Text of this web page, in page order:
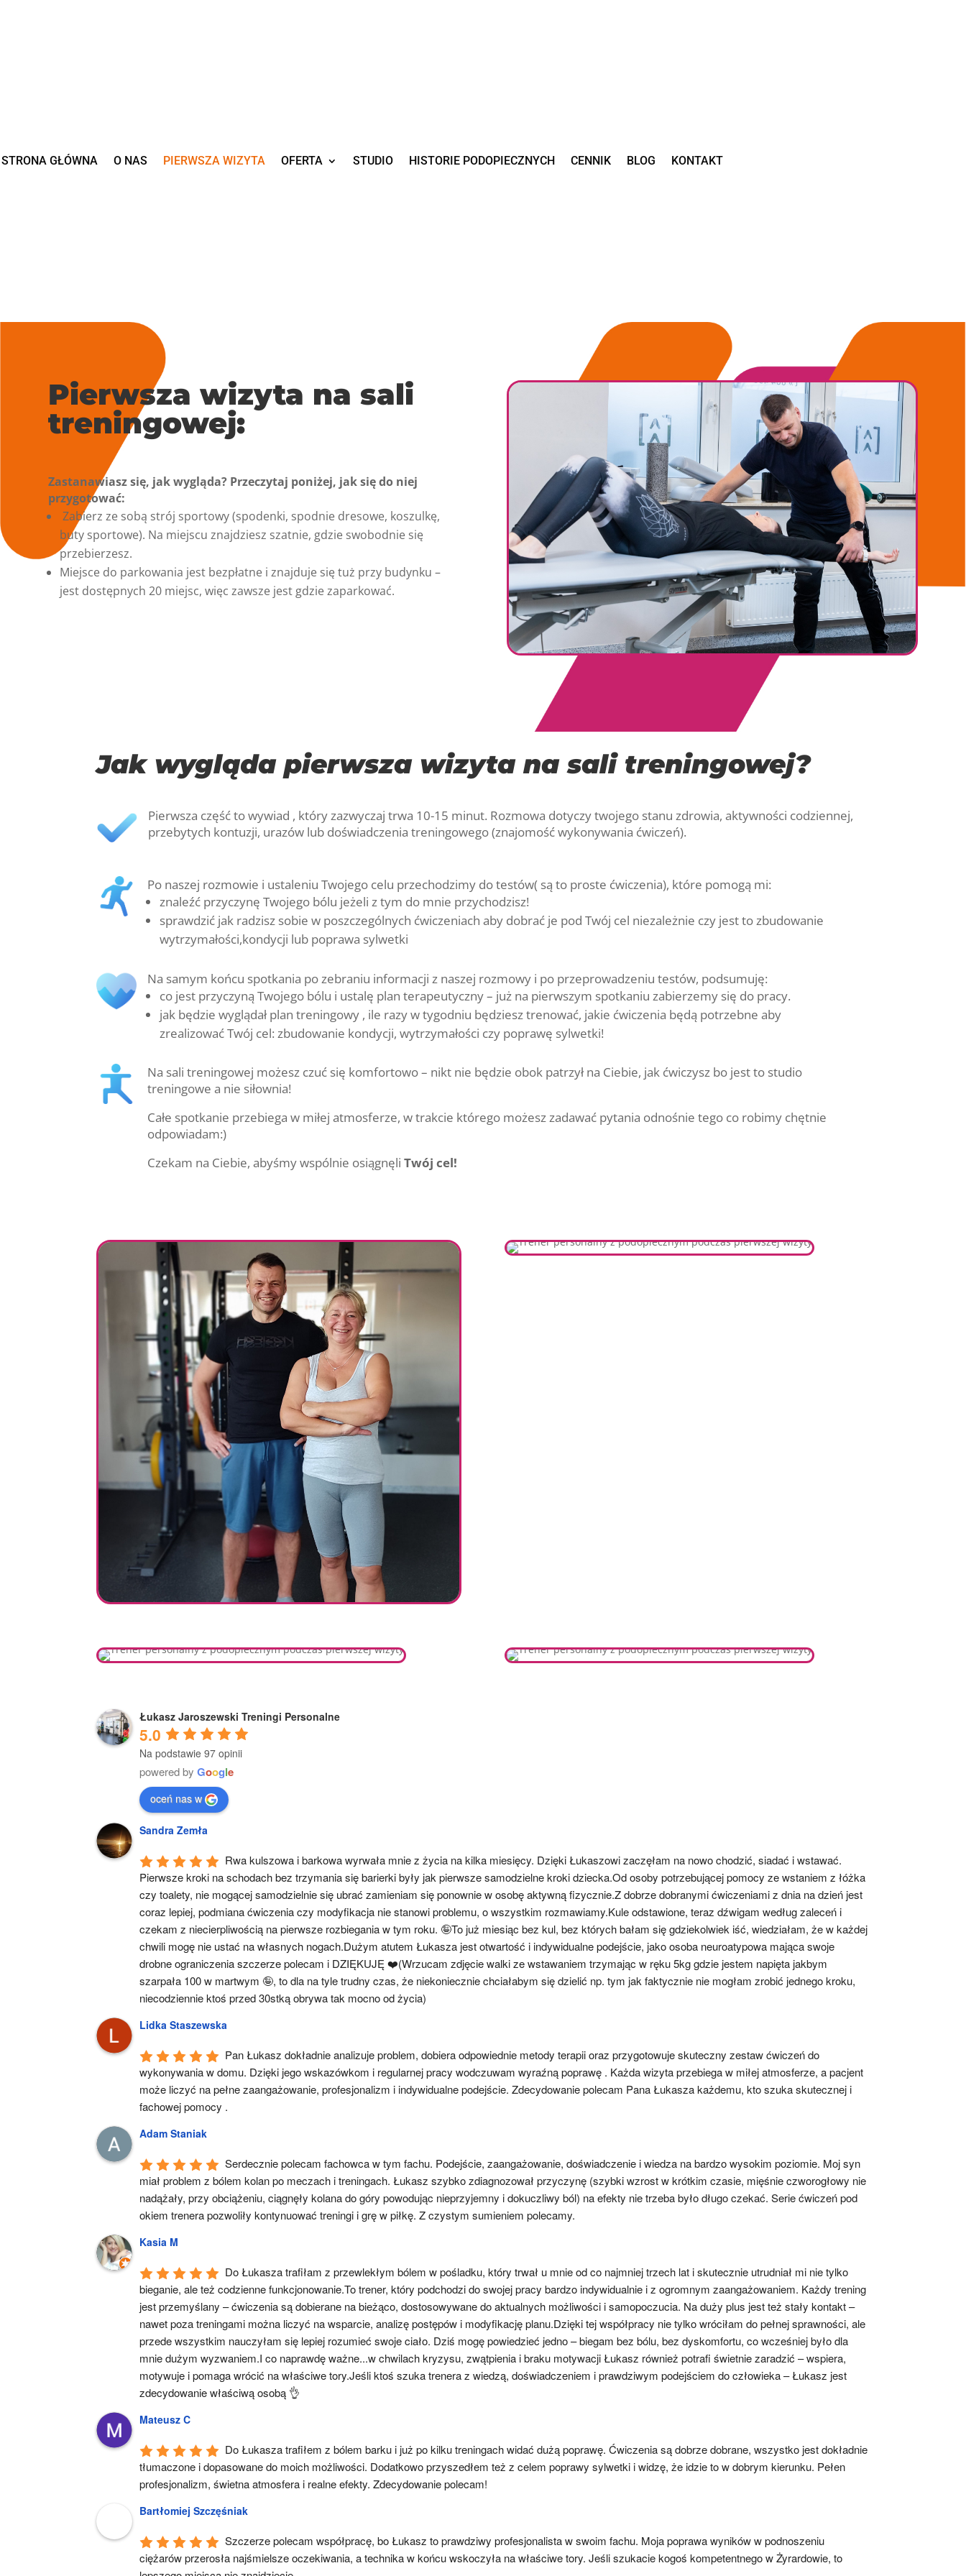
STRONA GŁÓWNA O NAS PIERWSZA WIZYTA OFERTA STUDIO HISTORIE PODOPIECZNYCH CENNIK BLOG KONTAKT
Pierwsza wizyta na sali
treningowej:
Zastanawiasz się, jak wygląda? Przeczytaj poniżej, jak się do niej
przygotować:
Zabierz ze sobą strój sportowy (spodenki, spodnie dresowe, koszulkę,
buty sportowe). Na miejscu znajdziesz szatnie, gdzie swobodnie się
przebierzesz.
Miejsce do parkowania jest bezpłatne i znajduje się tuż przy budynku –
jest dostępnych 20 miejsc, więc zawsze jest gdzie zaparkować.
Jak wygląda pierwsza wizyta na sali treningowej?
Pierwsza część to wywiad , który zazwyczaj trwa 10-15 minut. Rozmowa dotyczy twojego stanu zdrowia, aktywności codziennej,
przebytych kontuzji, urazów lub doświadczenia treningowego (znajomość wykonywania ćwiczeń).
Po naszej rozmowie i ustaleniu Twojego celu przechodzimy do testów( są to proste ćwiczenia), które pomogą mi:
znaleźć przyczynę Twojego bólu jeżeli z tym do mnie przychodzisz!
sprawdzić jak radzisz sobie w poszczególnych ćwiczeniach aby dobrać je pod Twój cel niezależnie czy jest to zbudowanie
wytrzymałości,kondycji lub poprawa sylwetki
Na samym końcu spotkania po zebraniu informacji z naszej rozmowy i po przeprowadzeniu testów, podsumuję:
co jest przyczyną Twojego bólu i ustalę plan terapeutyczny – już na pierwszym spotkaniu zabierzemy się do pracy.
jak będzie wyglądał plan treningowy , ile razy w tygodniu będziesz trenować, jakie ćwiczenia będą potrzebne aby
zrealizować Twój cel: zbudowanie kondycji, wytrzymałości czy poprawę sylwetki!
Na sali treningowej możesz czuć się komfortowo – nikt nie będzie obok patrzył na Ciebie, jak ćwiczysz bo jest to studio
treningowe a nie siłownia!
Całe spotkanie przebiega w miłej atmosferze, w trakcie którego możesz zadawać pytania odnośnie tego co robimy chętnie
odpowiadam:)
Czekam na Ciebie, abyśmy wspólnie osiągnęliTwój cel!
Łukasz Jaroszewski Treningi Personalne
5.0
Na podstawie 97 opinii
powered byGoogle
oceń nas w
Sandra Zemła
Rwa kulszowa i barkowa wyrwała mnie z życia na kilka miesięcy. Dzięki Łukaszowi zaczęłam na nowo chodzić, siadać i wstawać.
Pierwsze kroki na schodach bez trzymania się barierki były jak pierwsze samodzielne kroki dziecka.Od osoby potrzebującej pomocy ze wstaniem z łóżka
czy toalety, nie mogącej samodzielnie się ubrać zamieniam się ponownie w osobę aktywną fizycznie.Z dobrze dobranymi ćwiczeniami z dnia na dzień jest
coraz lepiej, podmiana ćwiczenia czy modyfikacja nie stanowi problemu, o wszystkim rozmawiamy.Kule odstawione, teraz dźwigam według zaleceń i
czekam z niecierpliwością na pierwsze rozbiegania w tym roku. 🤪To już miesiąc bez kul, bez których bałam się gdziekolwiek iść, wiedziałam, że w każdej
chwili mogę nie ustać na własnych nogach.Dużym atutem Łukasza jest otwartość i indywidualne podejście, jako osoba neuroatypowa mająca swoje
drobne ograniczenia szczerze polecam i DZIĘKUJĘ ❤️(Wrzucam zdjęcie walki ze wstawaniem trzymając w ręku 5kg gdzie jestem napięta jakbym
szarpała 100 w martwym 🤪, to dla na tyle trudny czas, że niekoniecznie chciałabym się dzielić np. tym jak faktycznie nie mogłam zrobić jednego kroku,
niecodziennie ktoś przed 30stką obrywa tak mocno od życia)
Lidka Staszewska
Pan Łukasz dokładnie analizuje problem, dobiera odpowiednie metody terapii oraz przygotowuje skuteczny zestaw ćwiczeń do
wykonywania w domu. Dzięki jego wskazówkom i regularnej pracy wodczuwam wyraźną poprawę . Każda wizyta przebiega w miłej atmosferze, a pacjent
może liczyć na pełne zaangażowanie, profesjonalizm i indywidualne podejście. Zdecydowanie polecam Pana Łukasza każdemu, kto szuka skutecznej i
fachowej pomocy .
Adam Staniak
Serdecznie polecam fachowca w tym fachu. Podejście, zaangażowanie, doświadczenie i wiedza na bardzo wysokim poziomie. Moj syn
miał problem z bólem kolan po meczach i treningach. Łukasz szybko zdiagnozował przyczynę (szybki wzrost w krótkim czasie, mięśnie czworogłowy nie
nadążały, przy obciążeniu, ciągnęły kolana do góry powodując nieprzyjemny i dokuczliwy ból) na efekty nie trzeba było długo czekać. Serie ćwiczeń pod
okiem trenera pozwoliły kontynuować treningi i grę w piłkę. Z czystym sumieniem polecamy.
Kasia M
Do Łukasza trafiłam z przewlekłym bólem w pośladku, który trwał u mnie od co najmniej trzech lat i skutecznie utrudniał mi nie tylko
bieganie, ale też codzienne funkcjonowanie.To trener, który podchodzi do swojej pracy bardzo indywidualnie i z ogromnym zaangażowaniem. Każdy trening
jest przemyślany – ćwiczenia są dobierane na bieżąco, dostosowywane do aktualnych możliwości i samopoczucia. Na duży plus jest też stały kontakt –
nawet poza treningami można liczyć na wsparcie, analizę postępów i modyfikację planu.Dzięki tej współpracy nie tylko wróciłam do pełnej sprawności, ale
przede wszystkim nauczyłam się lepiej rozumieć swoje ciało. Dziś mogę powiedzieć jedno – biegam bez bólu, bez dyskomfortu, co wcześniej było dla
mnie dużym wyzwaniem.I co naprawdę ważne...w chwilach kryzysu, zwątpienia i braku motywacji Łukasz również potrafi świetnie zaradzić – wspiera,
motywuje i pomaga wrócić na właściwe tory.Jeśli ktoś szuka trenera z wiedzą, doświadczeniem i prawdziwym podejściem do człowieka – Łukasz jest
zdecydowanie właściwą osobą 👌
Mateusz C
Do Łukasza trafiłem z bólem barku i już po kilku treningach widać dużą poprawę. Ćwiczenia są dobrze dobrane, wszystko jest dokładnie
tłumaczone i dopasowane do moich możliwości. Dodatkowo przyszedłem też z celem poprawy sylwetki i widzę, że idzie to w dobrym kierunku. Pełen
profesjonalizm, świetna atmosfera i realne efekty. Zdecydowanie polecam!
Bartłomiej Szczęśniak
Szczerze polecam współpracę, bo Łukasz to prawdziwy profesjonalista w swoim fachu. Moja poprawa wyników w podnoszeniu
ciężarów przerosła najśmielsze oczekiwania, a technika w końcu wskoczyła na właściwe tory. Jeśli szukacie kogoś kompetentnego w Żyrardowie, to